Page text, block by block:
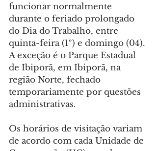
funcionar normalmente
durante o feriado prolongado
do Dia do Trabalho, entre
quinta-feira (1º) e domingo (04).
A exceção é o Parque Estadual
de Ibiporã, em Ibiporã, na
região Norte, fechado
temporariamente por questões
administrativas.
Os horários de visitação variam
de acordo com cada Unidade de